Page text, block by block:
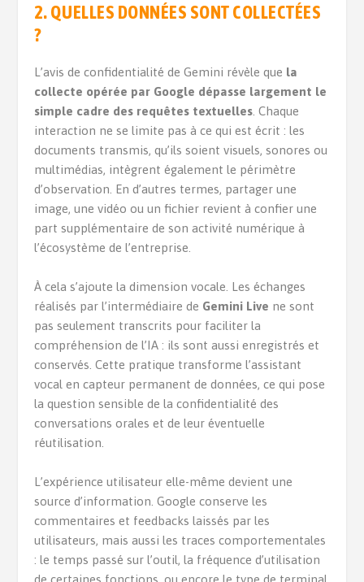
2.QUELLES DONNÉES SONT COLLECTÉES
?
L’avis de confidentialité de Gemini révèle que la
collecte opérée par Google dépasse largement le
simple cadre des requêtes textuelles . Chaque
interaction ne se limite pas à ce qui est écrit : les
documents transmis, qu’ils soient visuels, sonores ou
multimédias, intègrent également le périmètre
d’observation. En d’autres termes, partager une
image, une vidéo ou un fichier revient à confier une
part supplémentaire de son activité numérique à
l’écosystème de l’entreprise.
À cela s’ajoute la dimension vocale. Les échanges
réalisés par l’intermédiaire de Gemini Live ne sont
pas seulement transcrits pour faciliter la
compréhension de l’IA : ils sont aussi enregistrés et
conservés. Cette pratique transforme l’assistant
vocal en capteur permanent de données, ce qui pose
la question sensible de la confidentialité des
conversations orales et de leur éventuelle
réutilisation.
L’expérience utilisateur elle-même devient une
source d’information. Google conserve les
commentaires et feedbacks laissés par les
utilisateurs, mais aussi les traces comportementales
: le temps passé sur l’outil, la fréquence d’utilisation
de certaines fonctions, ou encore le type de terminal